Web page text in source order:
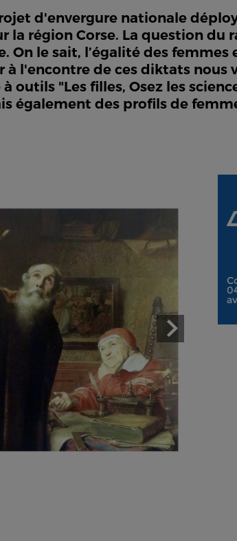
d'envergure nationale
la région Corse. La question
le sait, l’égalité des femmes
à l'encontre de ces diktats nous
"Les filles, Osez les
également des profils de